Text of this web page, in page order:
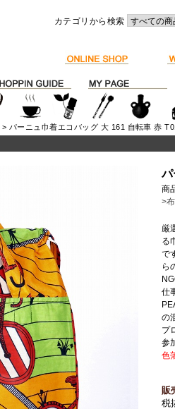
カテゴリから検索
> パーニュ巾着エコバッグ 大 161 自転車 赤
パ
商
>
厳
る
で
ら
仕
の
プ
参
販
税